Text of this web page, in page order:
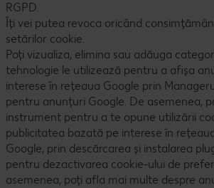
RGPD.
Îți vei putea revoca oricând
setărilor cookie.
Poți vizualiza, elimina sau adăuga
tehnologie le utilizează pentru a afișa
interese în rețeaua Google prin
pentru anunțuri Google. De asemenea,
instrument pentru a te opune utilizării
publicitatea bazată pe interese în
Google, prin descărcarea și instalarea
pentru dezactivarea cookie-ului de
asemenea, poți afla mai multe despre